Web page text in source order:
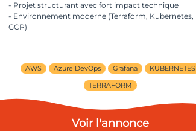
- Projet structurant avec fort impact technique
- Environnement moderne (Terraform, Kubernetes,
GCP)
AWS Azure DevOps Grafana
KUBERNETES
TERRAFORM
Voir l'annonce